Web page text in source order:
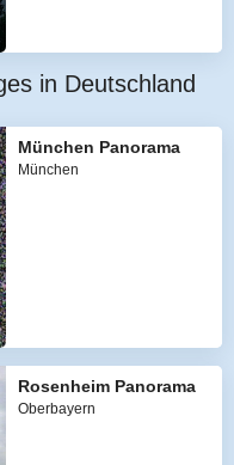
in Deutschland
München Panorama
München
Rosenheim Panorama
Oberbayern